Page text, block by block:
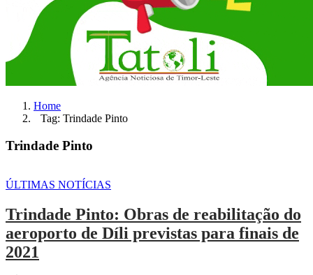
Home
Tag: Trindade Pinto
Trindade Pinto
ÚLTIMAS NOTÍCIAS
Trindade Pinto: Obras de reabilitação do
aeroporto de Díli previstas para finais de
2021